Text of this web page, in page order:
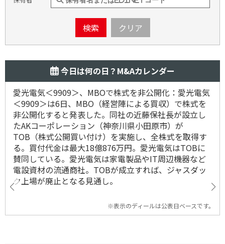
検索 クリア
今日は何の日？M&Aカレンダー
愛光電気＜9909＞、MBOで株式を非公開化：愛光電気
＜9909＞は6日、MBO（経営陣による買収）で株式を
非公開化すると発表した。同社の近藤保社長が設立し
たAKコーポレーション（神奈川県小田原市）が
TOB（株式公開買い付け）を実施し、全株式を取得す
る。買付代金は最大18億876万円。愛光電気はTOBに
賛同している。愛光電気は家電製品やIT周辺機器など
電設資材の流通商社。TOBが成立すれば、ジャスダッ
ク上場が廃止となる見通し。
※表示のディールは公表日ベースです。